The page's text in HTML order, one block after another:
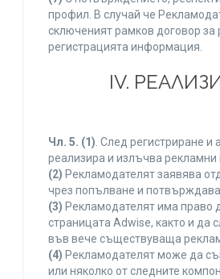
профил. В случай че
сключеният рамков договор за
регистрацията информация.
IV.
Чл. 5. (1) . След регистриране
реализира и излъчва рекламни
(2) Рекламодателят заявява
чрез попълване и
(3) Рекламодателят има право
страницата Adwise, както и да
във вече съществуваща
(4) Рекламодателят може да
или няколко от следните